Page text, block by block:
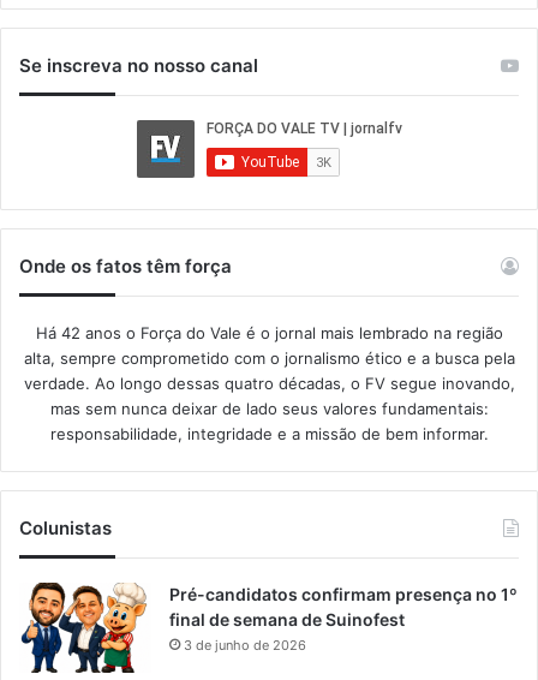
Se inscreva no nosso canal
Onde os fatos têm força
Há 42 anos o Força do Vale é o jornal mais lembrado na região
alta, sempre comprometido com o jornalismo ético e a busca pela
verdade. Ao longo dessas quatro décadas, o FV segue inovando,
mas sem nunca deixar de lado seus valores fundamentais:
responsabilidade, integridade e a missão de bem informar.​
Colunistas
Pré-candidatos confirmam presença no 1º
final de semana de Suinofest
3 de junho de 2026